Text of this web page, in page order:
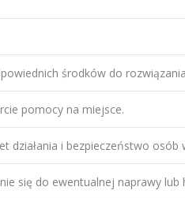
środków do
pomocy na miejsce.
działania i bezpieczeństwo osób
się do ewentualnej naprawy lub